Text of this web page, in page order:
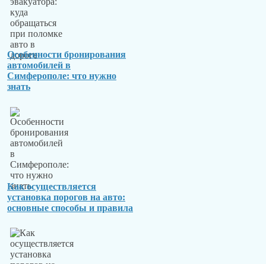
Особенности бронирования
автомобилей в
Симферополе: что нужно
знать
Как осуществляется
установка порогов на авто:
основные способы и правила